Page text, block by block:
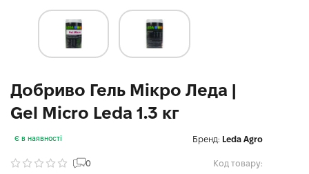
Добриво Гель Мікро Леда |
Gel Micro Leda 1.3 кг
Є в наявності Бренд: Leda Agro
0 Код товару: